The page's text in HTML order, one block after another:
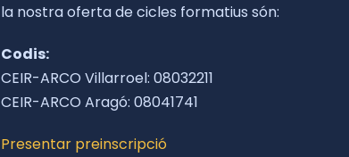
la nostra oferta de cicles formatius són:
Codis:
CEIR-ARCO Villarroel: 08032211
CEIR-ARCO Aragó: 08041741
Presentar preinscripció